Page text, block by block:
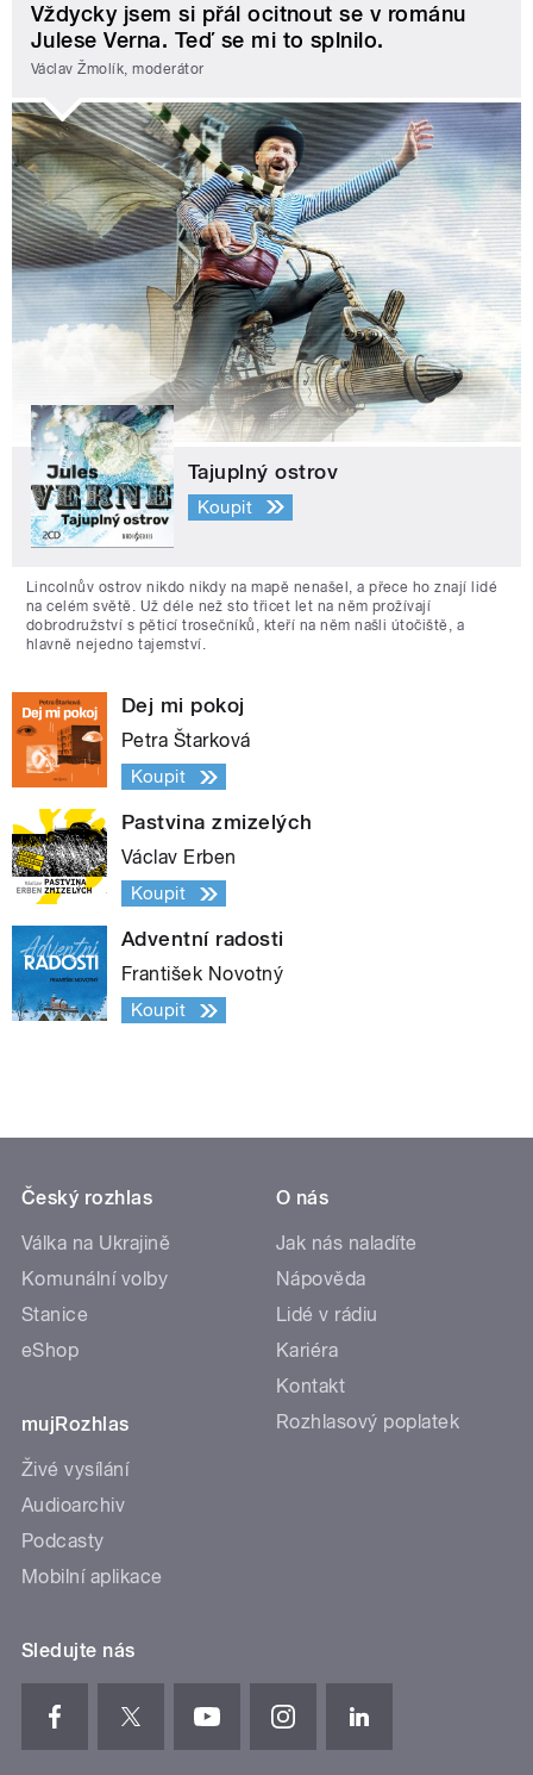
Vždycky jsem si přál ocitnout se v románu
Julese Verna. Teď se mi to splnilo.
Václav Žmolík, moderátor
Tajuplný ostrov
Koupit
Lincolnův ostrov nikdo nikdy na mapě nenašel, a přece ho znají lidé
na celém světě. Už déle než sto třicet let na něm prožívají
dobrodružství s pěticí trosečníků, kteří na něm našli útočiště, a
hlavně nejedno tajemství.
Dej mi pokoj
Petra Štarková
Koupit
Pastvina zmizelých
Václav Erben
Koupit
Adventní radosti
František Novotný
Koupit
Český rozhlas
Válka na Ukrajině
Komunální volby
Stanice
eShop
mujRozhlas
Živé vysílání
Audioarchiv
Podcasty
Mobilní aplikace
O nás
Jak nás naladíte
Nápověda
Lidé v rádiu
Kariéra
Kontakt
Rozhlasový poplatek
Sledujte nás